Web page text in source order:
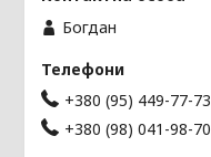
Богдан
+380 (95) 449-77-73
+380 (98) 041-98-70